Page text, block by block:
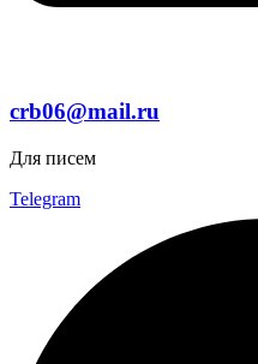
crb06@mail.ru
Для писем
Telegram